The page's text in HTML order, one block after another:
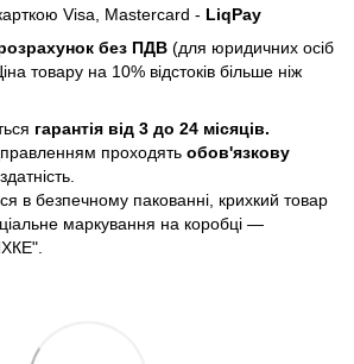
Visa, Mastercard - LiqPay
без ПДВ (для юридичних осіб
товару на 10% відстоків більше ніж
гарантія від 3 до 24 місяців.
проходять обов'язкову
в безпечному пакованні, крихкий товар
маркування на коробці —